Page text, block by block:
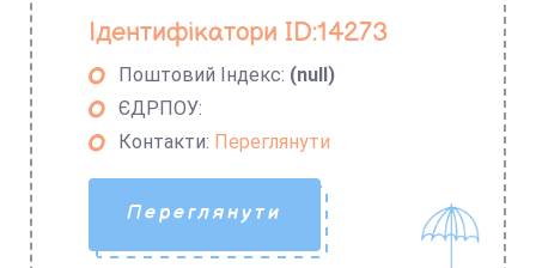
Ідентифікатори ID:14273
Поштовий Індекс: (null)
ЄДРПОУ:
Контакти: Переглянути
Переглянути